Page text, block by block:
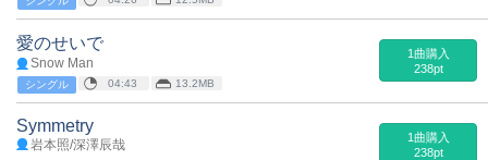
愛のせいで
Snow Man
シングル 04:43 13.2MB
1曲購入
238pt
Symmetry
岩本照/深澤辰哉
1曲購入
238pt